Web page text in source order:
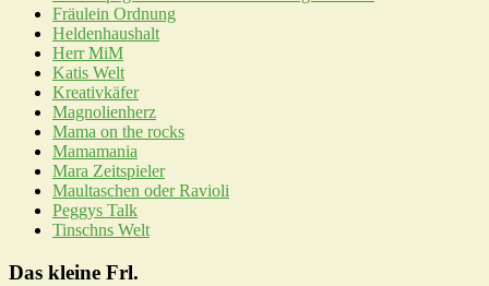
Fräulein Ordnung
Heldenhaushalt
Herr MiM
Katis Welt
Kreativkäfer
Magnolienherz
Mama on the rocks
Mamamania
Mara Zeitspieler
Maultaschen oder Ravioli
Peggys Talk
Tinschns Welt
Das kleine Frl.